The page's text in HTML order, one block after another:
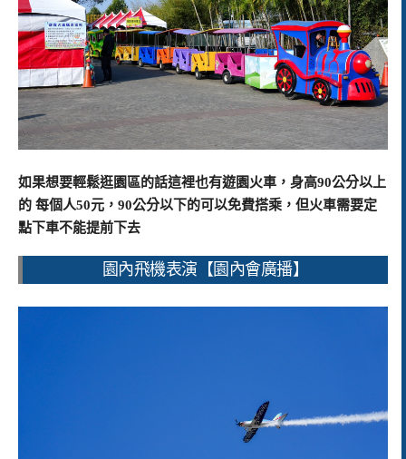
如果想要輕鬆逛園區的話這裡也有遊園火車，身高90公分以上
的 每個人50元，90公分以下的可以免費搭乘，但火車需要定
點下車不能提前下去
園內飛機表演【園內會廣播】